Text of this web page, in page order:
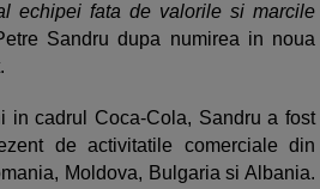
echipei fata de valorile si marcile
Sandru dupa numirea in noua
in cadrul Coca-Cola, Sandru a fost
de activitatile comerciale din
Moldova, Bulgaria si Albania.